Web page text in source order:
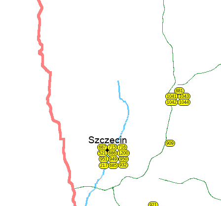
715 716
686
687
909
921
949 950
1043
1044
1200
217
881
932
951
1041
521
1042
685